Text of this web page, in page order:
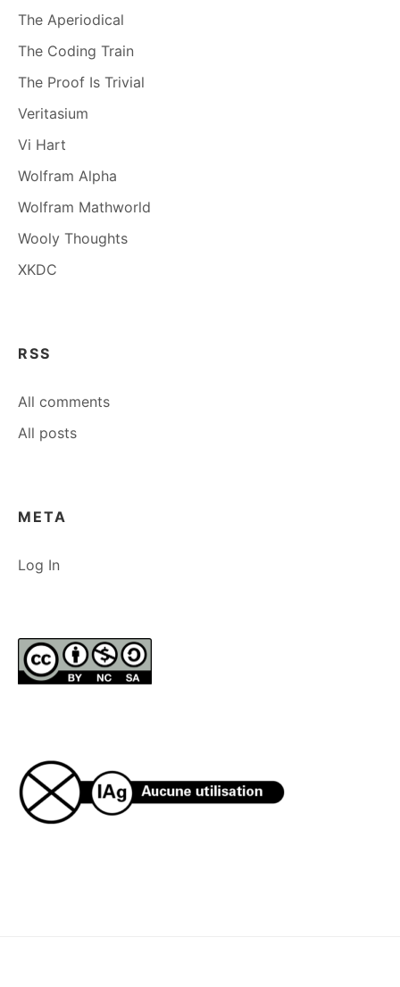
The Aperiodical
The Coding Train
The Proof Is Trivial
Veritasium
Vi Hart
Wolfram Alpha
Wolfram Mathworld
Wooly Thoughts
XKDC
RSS
All comments
All posts
META
Log In